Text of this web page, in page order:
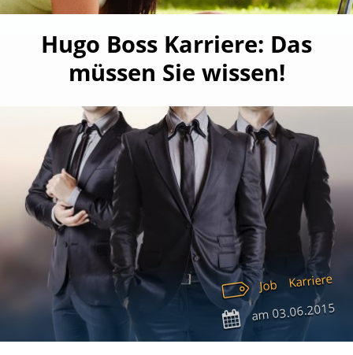
Hugo Boss Karriere: Das
müssen Sie wissen!
Job Karriere
am03.06.2015